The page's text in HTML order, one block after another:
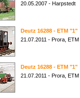
20.05.2007 - Harpstedt
Deutz 16288 - ETM "1"
21.07.2011 - Prora,
Deutz 16288 - ETM "1"
21.07.2011 - Prora,